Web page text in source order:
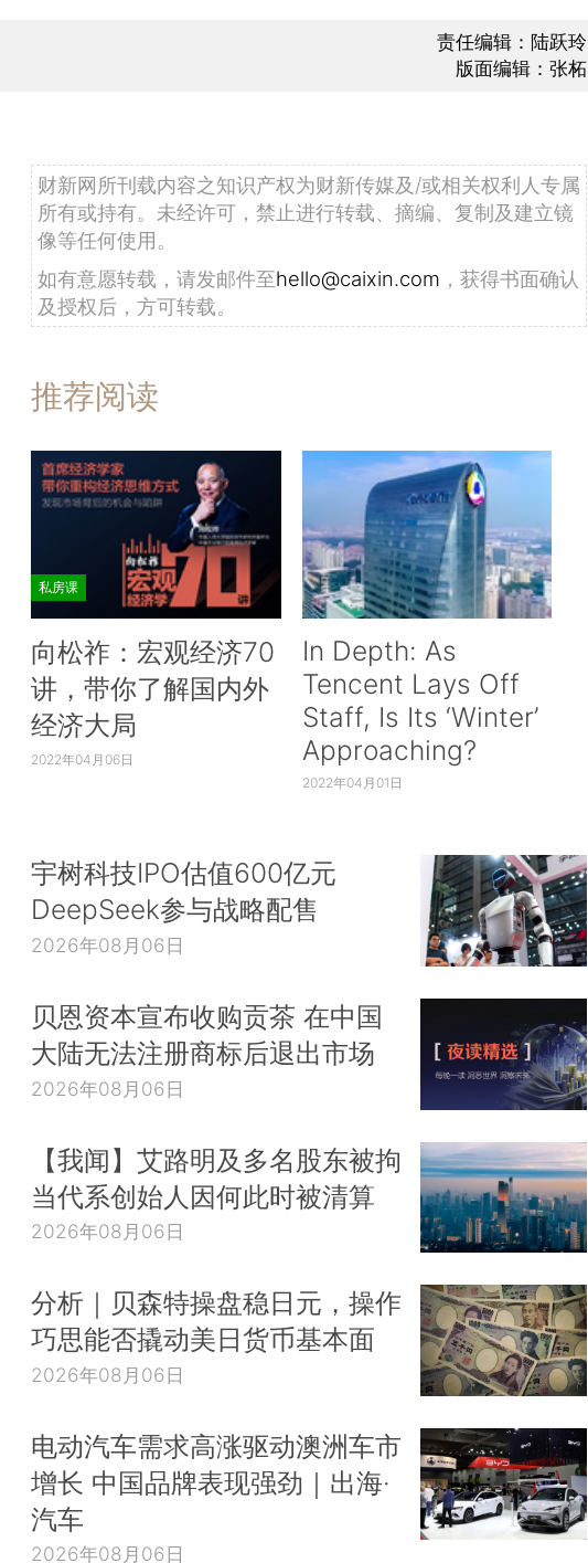
责任编辑：陆跃玲
版面编辑：张柘
财新网所刊载内容之知识产权为财新传媒及/或相关权利人专属
所有或持有。未经许可，禁止进行转载、摘编、复制及建立镜
像等任何使用。
如有意愿转载，请发邮件至hello@caixin.com ，获得书面确认
及授权后，方可转载。
推荐阅读
私房课
向松祚：宏观经济70
讲，带你了解国内外
经济大局
2022年04月06日
In Depth: As
Tencent Lays Off
Staff, Is Its ‘Winter’
Approaching?
2022年04月01日
宇树科技IPO估值600亿元
DeepSeek参与战略配售
2026年08月06日
贝恩资本宣布收购贡茶 在中国
大陆无法注册商标后退出市场
2026年08月06日
【我闻】艾路明及多名股东被拘
当代系创始人因何此时被清算
2026年08月06日
分析｜贝森特操盘稳日元，操作
巧思能否撬动美日货币基本面
2026年08月06日
电动汽车需求高涨驱动澳洲车市
增长 中国品牌表现强劲｜出海·
汽车
2026年08月06日